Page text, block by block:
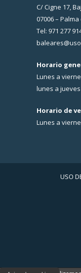
C/ Cigne 17,
07006 –
Tel: 971 277
Horario
Lunes a
lunes a jueves
Horario de
Lunes a
USO